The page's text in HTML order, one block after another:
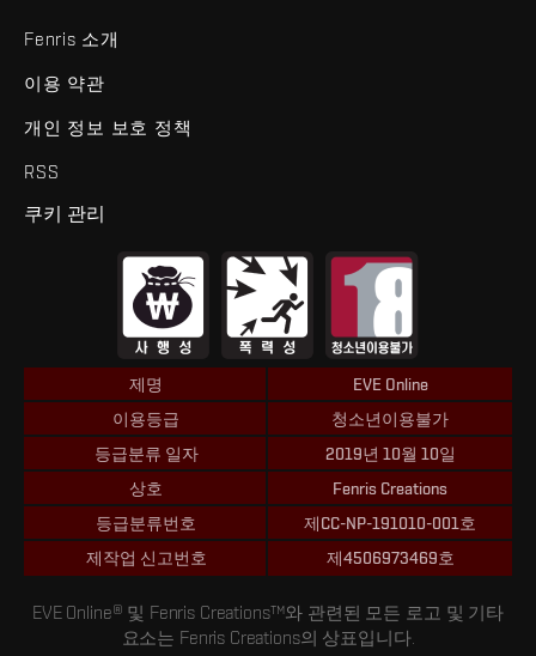
Fenris 소개
이용 약관
개인 정보 보호 정책
RSS
쿠키 관리
제명
EVE Online
이용등급
청소년이용불가
등급분류 일자
2019년 10월 10일
상호
Fenris Creations
등급분류번호
제CC-NP-191010-001호
제작업 신고번호
제4506973469호
EVE Online® 및 Fenris Creations™와 관련된 모든 로고 및 기타
요소는 Fenris Creations의 상표입니다.